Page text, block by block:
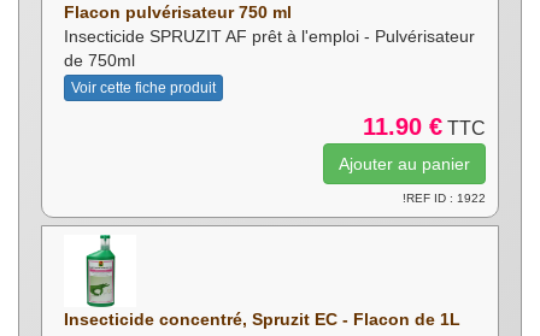
Flacon pulvérisateur 750 ml
Insecticide SPRUZIT AF prêt à l'emploi - Pulvérisateur
de 750ml
Voir cette fiche produit
11.90 € TTC
!REF ID : 1922
Insecticide concentré, Spruzit EC - Flacon de 1L